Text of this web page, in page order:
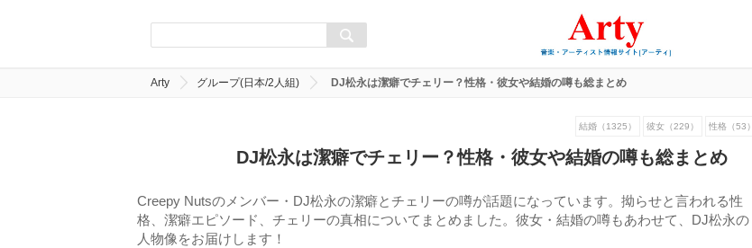
Arty グループ(日本/2人組) DJ松永は潔癖でチェリー？性格・彼女や結婚の噂も総まとめ
結婚（1325） 彼女（229） 性格（53）
DJ松永は潔癖でチェリー？性格・彼女や結婚の噂も総まとめ
Creepy Nutsのメンバー・DJ松永の潔癖とチェリーの噂が話題になっています。拗らせと言われる性
格、潔癖エピソード、チェリーの真相についてまとめました。彼女・結婚の噂もあわせて、DJ松永の
人物像をお届けします！